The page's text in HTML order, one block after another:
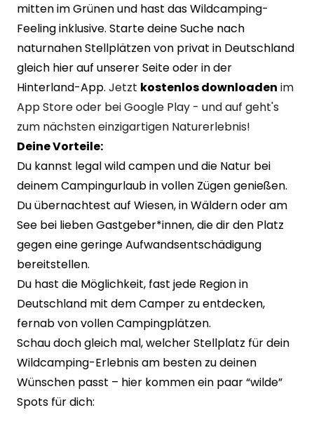
mitten im Grünen und hast das Wildcamping-
Feeling inklusive. Starte deine Suche nach
naturnahen Stellplätzen von privat in Deutschland
gleich hier auf unserer Seite oder in der
Hinterland-App. Jetzt kostenlos downloaden im
App Storeoder beiGoogle Play - und auf geht's
zum nächsten einzigartigen Naturerlebnis!
Deine Vorteile:
Du kannst legal wild campen und die Natur bei
deinem Campingurlaub in vollen Zügen genießen.
Du übernachtest auf Wiesen, in Wäldern oder am
See bei lieben Gastgeber*innen, die dir den Platz
gegen eine geringe Aufwandsentschädigung
bereitstellen.
Du hast die Möglichkeit, fast jede Region in
Deutschland mit dem Camper zu entdecken,
fernab von vollen Campingplätzen.
Schau doch gleich mal, welcher Stellplatz für dein
Wildcamping-Erlebnis am besten zu deinen
Wünschen passt – hier kommen ein paar “wilde”
Spots für dich: